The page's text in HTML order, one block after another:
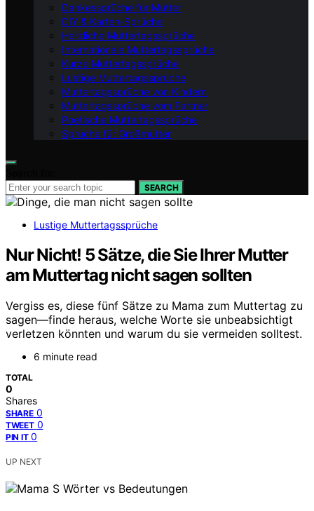
Dankessprüche für Mütter
DIY & Karten-Sprüche
Herzliche Muttertagssprüche
Internationale Muttertagssprüche
Kurze Muttertagssprüche
Lustige Muttertagssprüche
Muttertagssprüche von Kindern
Muttertagssprüche vom Partner
Poetische Muttertagssprüche
Sprüche für Großmütter
SEARCH
Lustige Muttertagssprüche
Nur Nicht! 5 Sätze, die Sie Ihrer Mutter
am Muttertag nicht sagen sollten
Vergiss es, diese fünf Sätze zu Mama zum Muttertag zu
sagen—finde heraus, welche Worte sie unbeabsichtigt
verletzen könnten und warum du sie vermeiden solltest.
6 minute read
TOTAL
0
Shares
SHARE 0
TWEET 0
PIN IT 0
UP NEXT